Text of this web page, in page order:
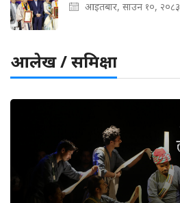
आइतबार, साउन १०, २०८३
आलेख / समिक्षा